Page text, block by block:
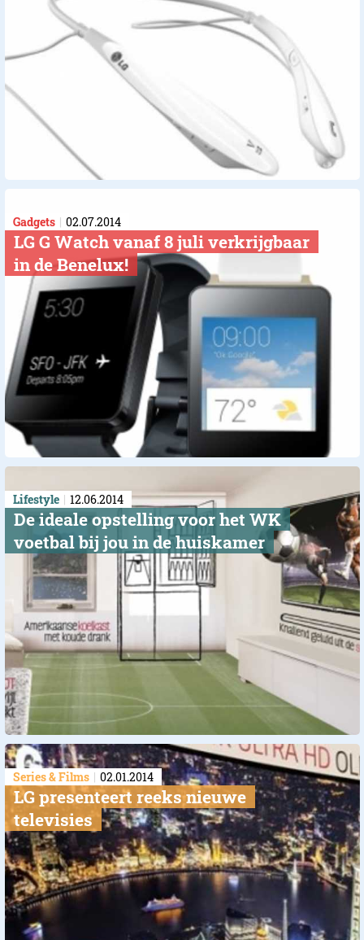
Gadgets 02.07.2014
LG G Watch vanaf 8 juli verkrijgbaar
in de Benelux!
Lifestyle 12.06.2014
De ideale opstelling voor het WK
voetbal bij jou in de huiskamer
Series & Films 02.01.2014
LG presenteert reeks nieuwe
televisies